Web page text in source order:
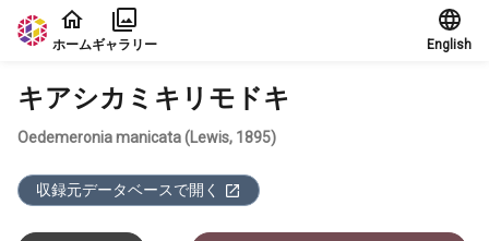
本文に飛ぶ
ホームギャラリー English
キアシカミキリモドキ
Oedemeronia manicata (Lewis, 1895)
収録元データベースで開く